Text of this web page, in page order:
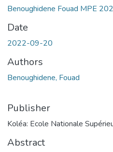
Benoughidene Fouad MPE
Date
2022-09-20
Authors
Benoughidene, Fouad
Publisher
Koléa: Ecole Nationale
Abstract